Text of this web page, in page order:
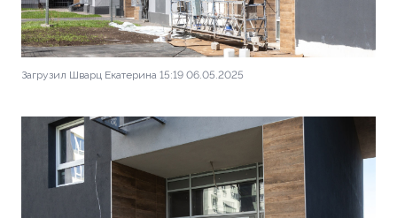
Загрузил Шварц Екатерина 15:19 06.05.2025